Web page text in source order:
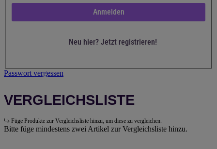
Anmelden
Neu hier? Jetzt registrieren!
Passwort vergessen
VERGLEICHSLISTE
Füge Produkte zur Vergleichsliste hinzu, um diese zu vergleichen.
Bitte füge mindestens zwei Artikel zur Vergleichsliste hinzu.